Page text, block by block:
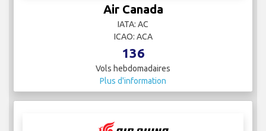
Air Canada
IATA: AC
ICAO: ACA
136
Vols hebdomadaires
Plus d'information